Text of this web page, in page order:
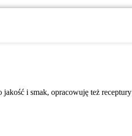
i smak, opracowuję też receptury